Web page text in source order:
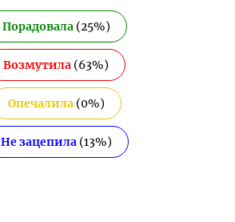
Порадовала(25%)
Возмутила (63%)
Опечалила(0%)
Не зацепила(13%)